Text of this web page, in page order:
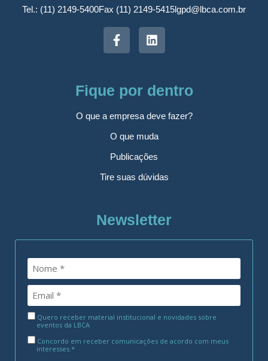
Tel.: (11) 2149-5400Fax (11) 2149-5415lgpd@lbca.com.br
Fique por dentro
O que a empresa deve fazer?
O que muda
Publicações
Tire suas dúvidas
Newsletter
Quero receber material institucional e novidades sobre
eventos da LBCA
Concordo em receber comunicações de acordo com meus
interesses.*